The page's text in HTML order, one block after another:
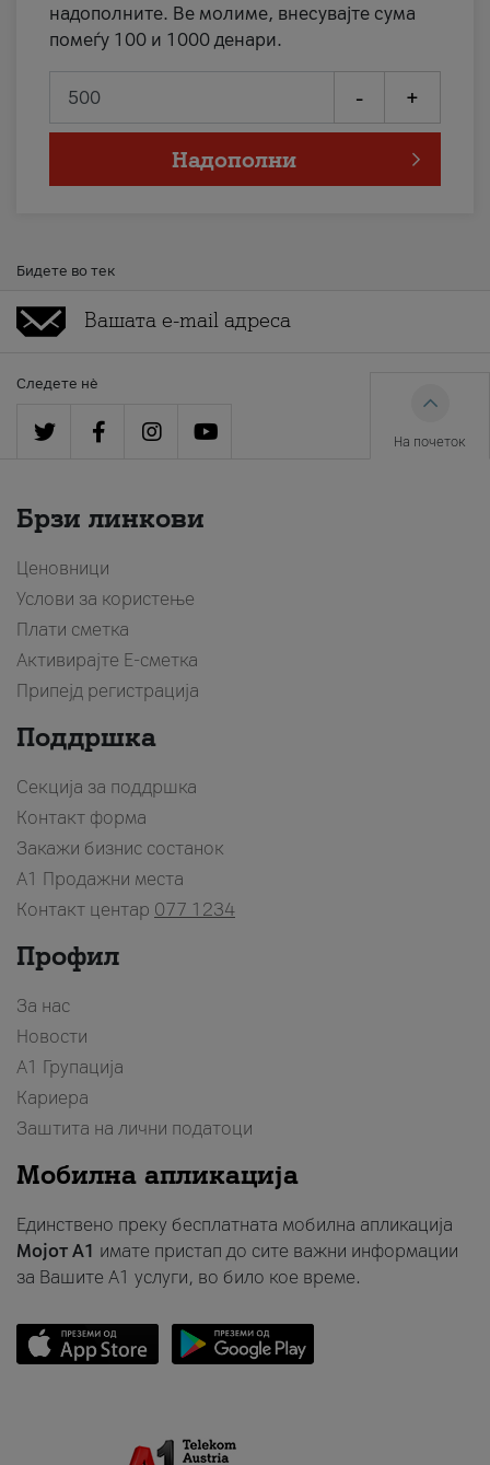
надополните. Ве молиме, внесувајте сума
помеѓу 100 и 1000 денари.
- +
Надополни
Бидете во тек
Следете нè
На почеток
Брзи линкови
Ценовници
Услови за користење
Плати сметка
Активирајте Е-сметка
Припејд регистрација
Поддршка
Секција за поддршка
Контакт форма
Закажи бизнис состанок
A1 Продажни места
Контакт центар 077 1234
Профил
За нас
Новости
А1 Групација
Кариера
Заштита на лични податоци
Мобилна апликација
Единствено преку бесплатната мобилна апликација
Мојот A1 имате пристап до сите важни информации
за Вашите A1 услуги, во било кое време.